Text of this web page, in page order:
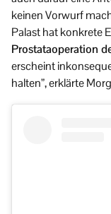
keinen Vorwurf
Palast hat konkrete
Prostataoperation
erscheint
halten”, erklärte